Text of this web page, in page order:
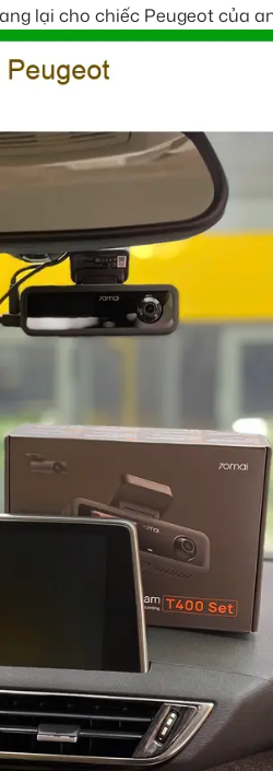
lại cho chiếc Peugeot của